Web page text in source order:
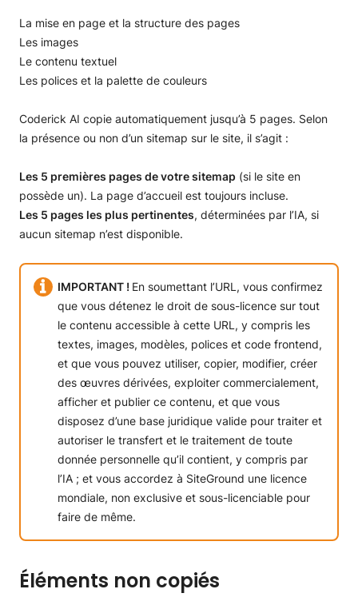
La mise en page et la structure des pages
Les images
Le contenu textuel
Les polices et la palette de couleurs
Coderick AI copie automatiquement jusqu’à 5 pages. Selon
la présence ou non d’un sitemap sur le site, il s’agit :
Les 5 premières pages de votre sitemap (si le site en
possède un). La page d’accueil est toujours incluse.
Les 5 pages les plus pertinentes, déterminées par l’IA, si
aucun sitemap n’est disponible.
IMPORTANT ! En soumettant l’URL, vous confirmez
que vous détenez le droit de sous-licence sur tout
le contenu accessible à cette URL, y compris les
textes, images, modèles, polices et code frontend,
et que vous pouvez utiliser, copier, modifier, créer
des œuvres dérivées, exploiter commercialement,
afficher et publier ce contenu, et que vous
disposez d’une base juridique valide pour traiter et
autoriser le transfert et le traitement de toute
donnée personnelle qu’il contient, y compris par
l’IA ; et vous accordez à SiteGround une licence
mondiale, non exclusive et sous-licenciable pour
faire de même.
Éléments non copiés